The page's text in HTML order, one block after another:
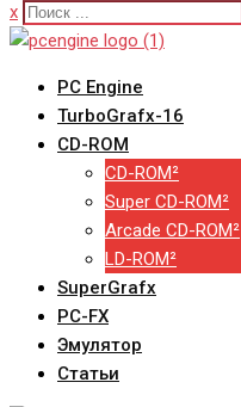
x
PC Engine
TurboGrafx-16
CD-ROM
CD-ROM²
Super CD-ROM²
Arcade CD-ROM²
LD-ROM²
SuperGrafx
PC-FX
Эмулятор
Статьи